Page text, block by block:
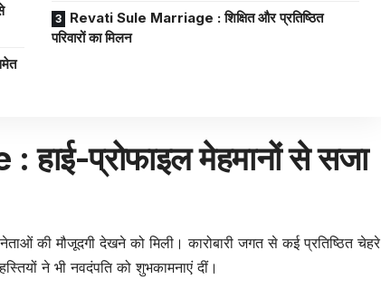
Revati Sule Marriage : शिक्षित और प्रतिष्ठित
परिवारों का मिलन
प्रोफाइल मेहमानों से सजा
की मौजूदगी देखने को मिली। कारोबारी जगत से कई प्रतिष्ठित चेहरे
ने भी नवदंपति को शुभकामनाएं दीं।